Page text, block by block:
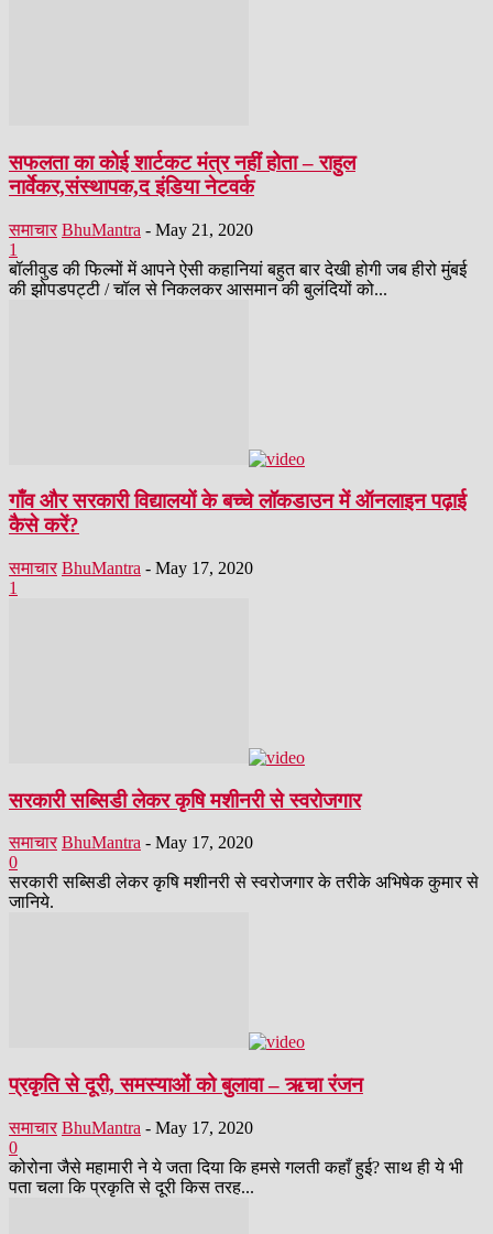
सफलता का कोई शार्टकट मंत्र नहीं होता – राहुल
नार्वेकर,संस्थापक,द इंडिया नेटवर्क
समाचार BhuMantra - May 21, 2020
1
बॉलीवुड की फिल्मों में आपने ऐसी कहानियां बहुत बार देखी होगी जब हीरो मुंबई
की झोपडपट्टी / चॉल से निकलकर आसमान की बुलंदियों को...
गाँव और सरकारी विद्यालयों के बच्चे लॉकडाउन में ऑनलाइन पढ़ाई
कैसे करें?
समाचार BhuMantra - May 17, 2020
1
सरकारी सब्सिडी लेकर कृषि मशीनरी से स्वरोजगार
समाचार BhuMantra - May 17, 2020
0
सरकारी सब्सिडी लेकर कृषि मशीनरी से स्वरोजगार के तरीके अभिषेक कुमार से
जानिये.
प्रकृति से दूरी, समस्याओं को बुलावा – ऋचा रंजन
समाचार BhuMantra - May 17, 2020
0
कोरोना जैसे महामारी ने ये जता दिया कि हमसे गलती कहाँ हुई? साथ ही ये भी
पता चला कि प्रकृति से दूरी किस तरह...